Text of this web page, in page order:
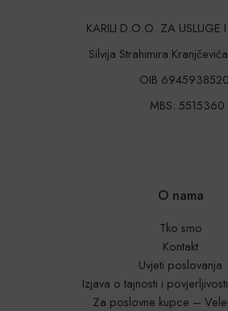
KARILI D.O.O. ZA USLUGE
Silvija Strahimira
OIB
MBS: 5515360
O nama
Tko smo
Kontakt
Uvjeti poslovanja
Izjava o tajnosti i
Za poslovne kupce –